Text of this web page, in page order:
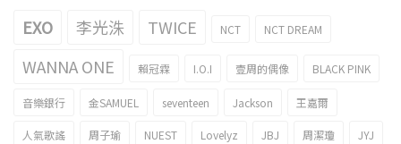
EXO 李光洙 TWICE NCT NCT DREAM
WANNA ONE 賴冠霖 I.O.I 壹周的偶像 BLACK PINK
音樂銀行 金SAMUEL seventeen Jackson 王嘉爾
人氣歌謠 周子瑜 NUEST Lovelyz JBJ 周潔瓊 JYJ